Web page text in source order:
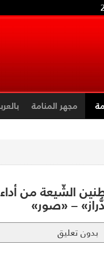
مجهر المنامة
الشّيعة من
– «صور»
بدون تعليق